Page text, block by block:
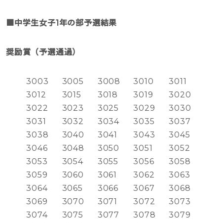
■中学生女子1年の部予選結果
奨励賞（予選通過）
3003 3005 3008 3010
3011
3012
3015 3018 3019
3020
3022
3023 3025 3029
3030
3031
3032 3034 3035
3037
3038
3040 3041 3043
3045
3046
3048 3050 3051
3052
3053
3054 3055 3056
3058
3059
3060 3061 3062
3063
3064
3065 3066 3067
3068
3069
3070 3071 3072
3073
3074
3075 3077 3078
3079